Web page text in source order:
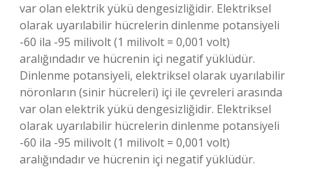
var olan elektrik yükü dengesizliğidir. Elektriksel
olarak uyarılabilir hücrelerin dinlenme potansiyeli
-60 ila -95 milivolt (1 milivolt = 0,001 volt)
aralığındadır ve hücrenin içi negatif yüklüdür.
Dinlenme potansiyeli, elektriksel olarak uyarılabilir
nöronların (sinir hücreleri) içi ile çevreleri arasında
var olan elektrik yükü dengesizliğidir. Elektriksel
olarak uyarılabilir hücrelerin dinlenme potansiyeli
-60 ila -95 milivolt (1 milivolt = 0,001 volt)
aralığındadır ve hücrenin içi negatif yüklüdür.